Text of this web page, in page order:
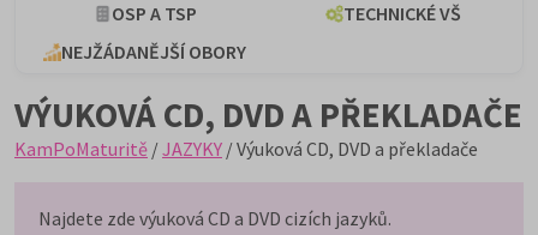
OSP A TSP
TECHNICKÉ VŠ
NEJŽÁDANĚJŠÍ OBORY
VÝUKOVÁ CD, DVD A PŘEKLADAČE
KamPoMaturitě /JAZYKY / Výuková CD, DVD a překladače
Najdete zde výuková CD a DVD cizích jazyků.